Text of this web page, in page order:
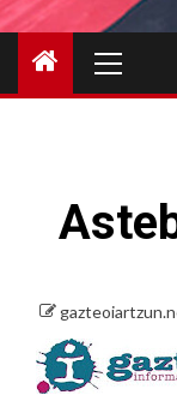
Menu